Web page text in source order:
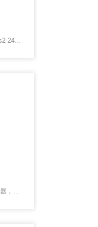
德国皮尔兹继电器PNOZ s2 24VDC 3 n/o 1 n/c
PNOZ s6 C德国PILZ继电器，PILZ上海办事处